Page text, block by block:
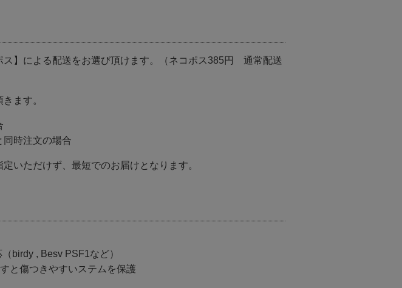
ス】による配送をお選び頂けます。（ネコポス385円 通常配送
ます。
同時注文の場合
いただけず、最短でのお届けとなります。
birdy , Besv PSF1など）
と傷つきやすいステムを保護